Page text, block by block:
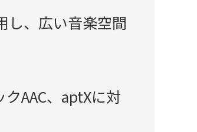
し、広い音楽空間
AAC、aptXに対